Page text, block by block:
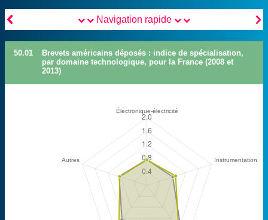
 
Navigation rapide
50.01
Brevets américains déposés : indice de spécialisation,
par domaine technologique, pour la France (2008 et
2013)